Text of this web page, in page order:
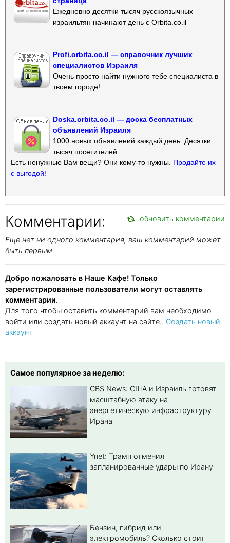
Ежедневно десятки тысяч русскоязычных
израильтян начинают день с Orbita.co.il
Profi.orbita.co.il — справочник лучших
специалистов Израиля
Очень просто найти нужного тебе специалиста в
твоем городе!
Doska.orbita.co.il — доска бесплатных
объявлений Израиля
1000 новых объявлений каждый день. Десятки
тысяч посетителей.
Есть ненужные Вам вещи? Они кому-то нужны. Продайте их
с выгодой!
Комментарии: обновить комментарии
Еще нет ни одного комментария, ваш комментарий может
быть первым
Добро пожаловать в Наше Кафе! Только
зарегистрированные пользователи могут оставлять
комментарии.
Для того чтобы оставить комментарий вам необходимо
войти или создать новый аккаунт на сайте.. Создать новый
аккаунт
Самое популярное за неделю:
CBS News: США и Израиль готовят
масштабную атаку на
энергетическую инфраструктуру
Ирана
Ynet: Трамп отменил
запланированные удары по Ирану
Бензин, гибрид или
электромобиль? Cколько стоит